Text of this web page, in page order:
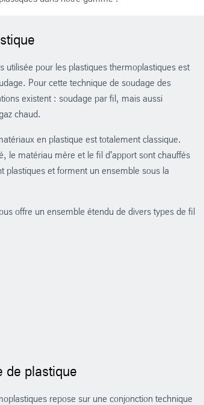
utilisée pour les plastiques thermoplastiques est
Pour cette technique de soudage des
existent : soudage par fil, mais aussi
chaud.
en plastique est totalement classique.
le matériau mère et le fil d'apport sont chauffés
plastiques et forment un ensemble sous la
offre un ensemble étendu de divers types de fil
de plastique
repose sur une conjonction technique